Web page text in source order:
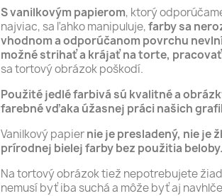
S vanilkovým papierom, ktorý
najviac, sa ľahko manipuluje,farby sa
vhodnom a odporúčanom povrchu
možné strihať a krájať na torte,
sa tortový obrázok poškodí.
Použité jedlé farbivá sú kvalitné a
farebné vďaka úžasnej práci našich
Vanilkový papiernie je presladený, nie je
prírodnej bielej farby bez použitia beloby.
Na tortový obrázok tiež nepotrebujete
nemusí byť iba suchá a môže byť aj